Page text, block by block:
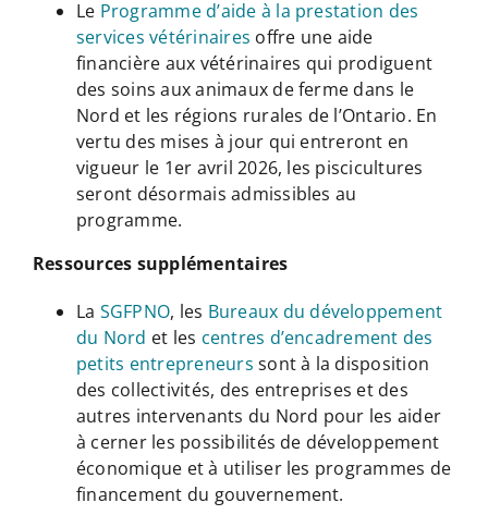
Le Programme d’aide à la prestation des
services vétérinaires offre une aide
financière aux vétérinaires qui prodiguent
des soins aux animaux de ferme dans le
Nord et les régions rurales de l’Ontario. En
vertu des mises à jour qui entreront en
vigueur le 1er avril 2026, les piscicultures
seront désormais admissibles au
programme.
Ressources supplémentaires
La SGFPNO, les Bureaux du développement
du Nord et les centres d’encadrement des
petits entrepreneurs sont à la disposition
des collectivités, des entreprises et des
autres intervenants du Nord pour les aider
à cerner les possibilités de développement
économique et à utiliser les programmes de
financement du gouvernement.